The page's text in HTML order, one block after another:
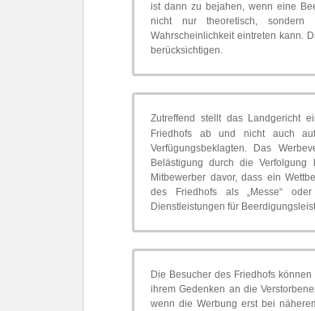
ist dann zu bejahen, wenn eine
nicht nur theoretisch, sondern
Wahrscheinlichkeit eintreten kann.
berücksichtigen.
Zutreffend stellt das Landgericht
Friedhofs ab und nicht auch
Verfügungsbeklagten. Das
Belästigung durch die Verfolgung
Mitbewerber davor, dass ein
des Friedhofs als „Messe“
Dienstleistungen für
Die Besucher des Friedhofs
ihrem Gedenken an die
wenn die Werbung erst bei